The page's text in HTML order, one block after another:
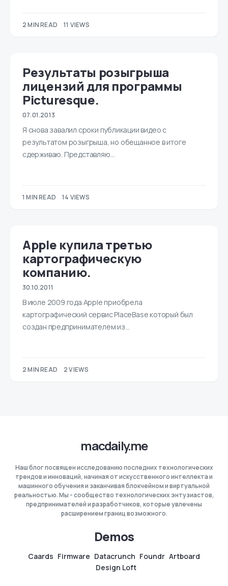
2 MIN READ 11 VIEWS
Результаты розыгрыша
лицензий для программы
Picturesque.
07.01.2013
Я снова завалил сроки публикации видео с
результатом розыгрыша, но обещанное в итоге
сдерживаю. Представляю…
1 MIN READ 14 VIEWS
Apple купила третью
картографическую
компанию.
30.10.2011
В июле 2009 года Apple приобрела
картографический сервис PlaceBase который был
создан предпринимателем из…
2 MIN READ 2 VIEWS
macdaily.me
Наш блог посвящен исследованию последних технологических
трендов и инноваций, начиная от искусственного интеллекта и
машинного обучения и заканчивая блокчейном и виртуальной
реальностью. Мы - сообщество технологических энтузиастов,
предпринимателей и разработчиков, которые увлечены
расширением границ возможного.
Demos
Caards Firmware Datacrunch Foundr Artboard
Design Loft